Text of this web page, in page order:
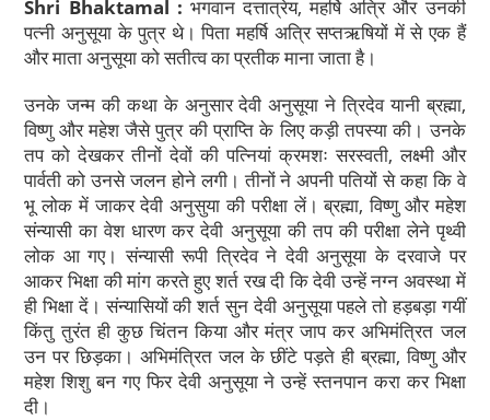
at
s
A
p
p
c
e
b
o
o
k
e
gr
a
m
ar
e
Shri Bhaktamal : भगवान दत्तात्रेय, महर्षि अत्रि और उनकी
पत्नी अनुसूया के पुत्र थे। पिता महर्षि अत्रि सप्तऋषियों में से एक हैं
और माता अनुसूया को सतीत्व का प्रतीक माना जाता है।
उनके जन्म की कथा के अनुसारदेवी अनुसूया ने त्रिदेव यानी ब्रह्मा,
विष्णु और महेश जैसे पुत्र की प्राप्ति के लिए कड़ी तपस्या की। उनके
तप को देखकर तीनों देवों की पत्नियां क्रमशः सरस्वती, लक्ष्मी और
पार्वती को उनसे जलन होने लगी। तीनों ने अपनी पतियों से कहा कि वे
भू लोक में जाकर देवी अनुसुया की परीक्षा लें। ब्रह्मा, विष्णु और महेश
संन्यासी का वेश धारण कर देवी अनुसूया की तप की परीक्षा लेने पृथ्वी
लोक आ गए। संन्यासी रूपी त्रिदेव ने देवी अनुसूया के दरवाजे पर
आकर भिक्षा की मांग करते हुए शर्त रख दी कि देवी उन्हें नग्न अवस्था में
ही भिक्षा दें। संन्यासियों की शर्त सुन देवी अनुसूया पहले तो हड़बड़ा गयीं
किंतु तुरंत ही कुछ चिंतन किया और मंत्र जाप कर अभिमंत्रित जल
उन पर छिड़का। अभिमंत्रित जल के छींटे पड़ते ही ब्रह्मा, विष्णु और
महेश शिशु बन गए फिर देवी अनुसूया ने उन्हें स्तनपान करा कर भिक्षा
दी।